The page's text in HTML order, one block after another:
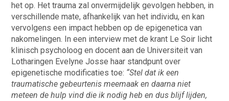
het op. Het trauma zal onvermijdelijk gevolgen hebben, in
verschillende mate, afhankelijk van het individu, en kan
vervolgens een impact hebben op de epigenetica van
nakomelingen. In een interview met de krant Le Soir licht
klinisch psycholoog en docent aan de Universiteit van
Lotharingen Evelyne Josse haar standpunt over
epigenetische modificaties toe: “Stel dat ik een
traumatische gebeurtenis meemaak en daarna niet
meteen de hulp vind die ik nodig heb en dus blijf lijden,